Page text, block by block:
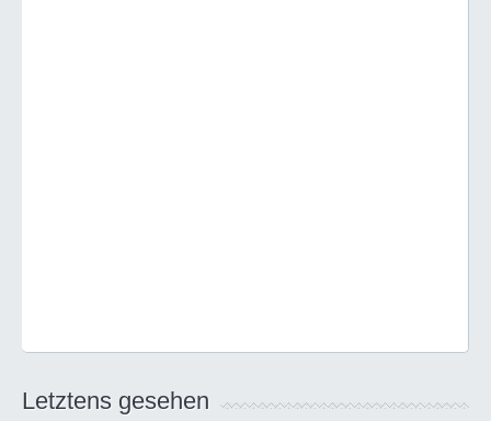
Letztens gesehen